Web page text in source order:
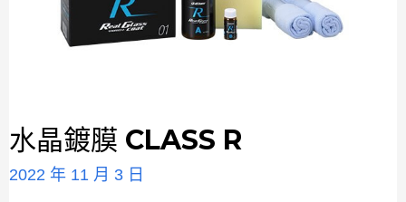
水晶鍍膜 CLASS R
2022 年 11 月 3 日
水
晶
鍍